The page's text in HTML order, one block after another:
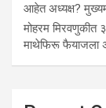
आहेत अध्यक्ष?
मोहरम मिरवणुकीत
माथेफिरू